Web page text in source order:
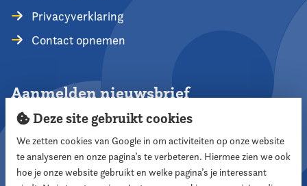
Privacyverklaring
Contact opnemen
Aanmelden nieuwsbrief
Aanmelden
Deze site gebruikt cookies
We zetten cookies van Google in om activiteiten op onze website
te analyseren en onze pagina’s te verbeteren. Hiermee zien we ook
hoe je onze website gebruikt en welke pagina’s je interessant